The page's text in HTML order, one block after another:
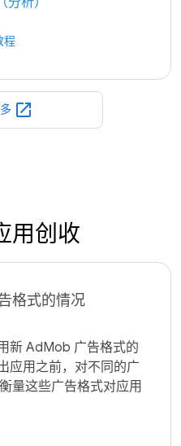
程
open_in_new
用创收
格式的情况
新 AdMob 广告格式的
应用之前，对不同的广
量这些广告格式对应用